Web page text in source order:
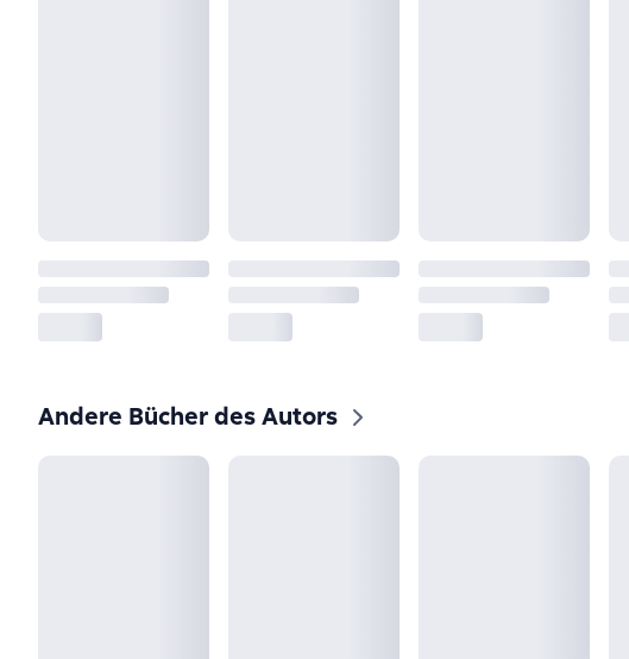
Andere Bücher des Autors